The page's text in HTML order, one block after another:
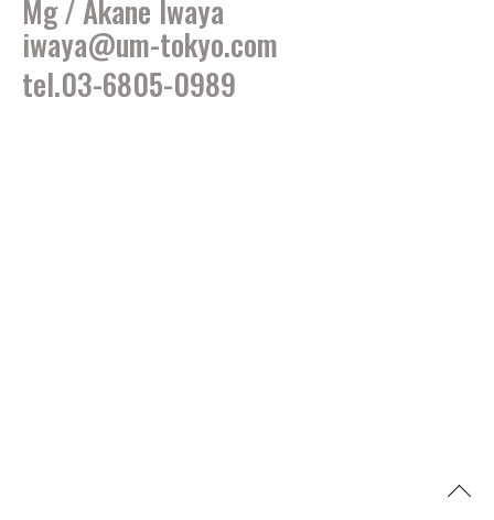
Mg/Akane Iwaya
iwaya@um-tokyo.com
tel.03-6805-0989